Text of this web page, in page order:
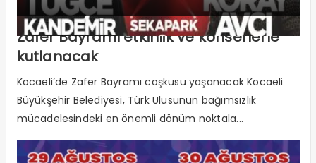
Zafer Bayramı etkinlik ve konserlerle
kutlanacak
Kocaeli’de Zafer Bayramı coşkusu yaşanacak Kocaeli
Büyükşehir Belediyesi, Türk Ulusunun bağımsızlık
mücadelesindeki en önemli dönüm noktala...